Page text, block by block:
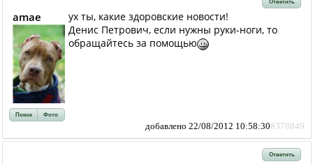
Ответить
amae
ух ты, какие здоровские новости!
Денис Петрович, если нужны руки-ноги, то
обращайтесь за помощью
Поиск Фото
добавлено 22/08/2012 10:58:30#378849
Ответить